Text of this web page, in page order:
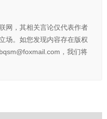
网，其相关言论仅代表作者
场。如您发现内容存在版权
，我们将